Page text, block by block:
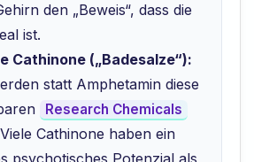
den „Beweis“, dass die
ist.
Cathinone („Badesalze“):
statt Amphetamin diese
Research Chemicals
Cathinone haben ein